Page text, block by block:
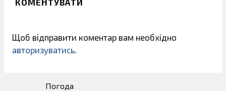
КОМЕНТУВАТИ
Щоб відправити коментар вам необхідно
авторизуватись.
Погода